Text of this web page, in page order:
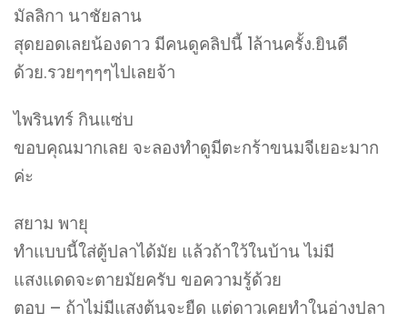
มัลลิกา นาชัยลาน
สุดยอดเลยน้องดาว มีคนดูคลิปนี้ 1ล้านครั้ง.ยินดี
ด้วย.รวยๆๆๆๆไปเลยจ้า
ไพรินทร์ กินแซ่บ
ขอบคุณมากเลย จะลองทำดูมีตะกร้าขนมจีเยอะมาก
ค่ะ
สยาม พายุ
ทำแบบนี้ใส่ตู้ปลาได้มัย แล้วถ้าใว้ในบ้าน ไม่มี
แสงแดดจะตายมัยครับ ขอความรู้ด้วย
ตอบ – ถ้าไม่มีแสงต้นจะยืด แต่ดาวเคยทำในอ่างปลา